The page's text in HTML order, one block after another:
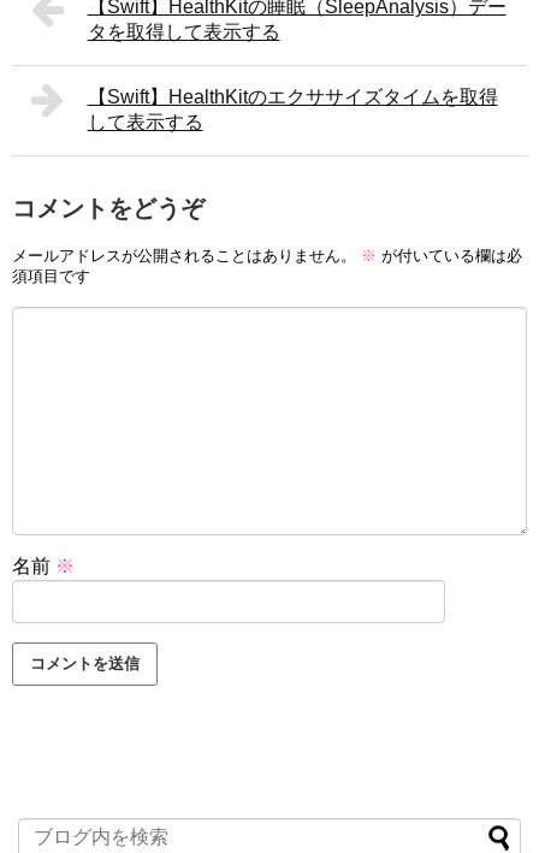
【Swift】HealthKitの睡眠（SleepAnalysis）デー
タを取得して表示する
【Swift】HealthKitのエクササイズタイムを取得
して表示する
コメントをどうぞ
メールアドレスが公開されることはありません。 ※ が付いている欄は必
須項目です
名前 ※